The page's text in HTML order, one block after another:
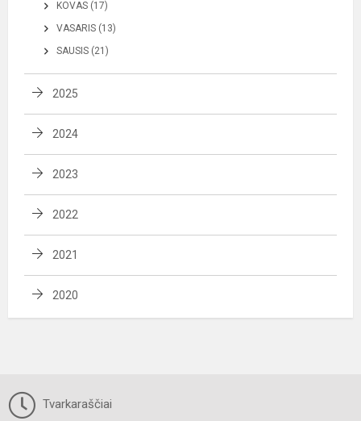
KOVAS (17)
VASARIS (13)
SAUSIS (21)
2025
2024
2023
2022
2021
2020
Tvarkaraščiai